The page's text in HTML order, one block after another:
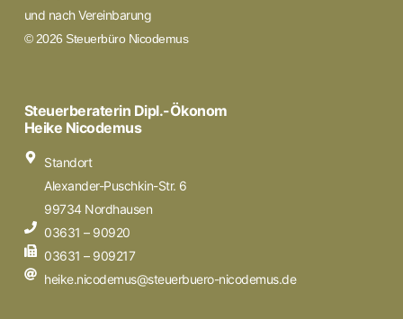
und nach Vereinbarung
© 2026 Steuerbüro Nicodemus
Steuerberaterin Dipl.-Ökonom
Heike Nicodemus
Standort
Alexander-Puschkin-Str. 6
99734 Nordhausen
03631 – 90920
03631 – 909217
heike.nicodemus@steuerbuero-nicodemus.de